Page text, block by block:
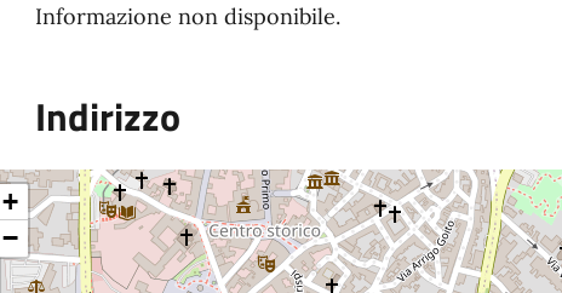
Informazione non disponibile.
Indirizzo
+
−